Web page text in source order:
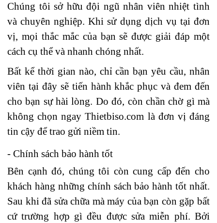
Chúng tôi sở hữu đội ngũ nhân viên nhiệt tình
và chuyên nghiệp. Khi sử dụng dịch vụ tại đơn
vị, mọi thắc mắc của bạn sẽ được giải đáp một
cách cụ thể và nhanh chóng nhất.
Bất kể thời gian nào, chỉ cần bạn yêu cầu, nhân
viên tại đây sẽ tiến hành khắc phục và đem đến
cho bạn sự hài lòng. Do đó, còn chần chờ gì mà
không chọn ngay Thietbiso.com là đơn vị đáng
tin cậy để trao gửi niềm tin.
- Chính sách bảo hành tốt
Bên cạnh đó, chúng tôi còn cung cấp đến cho
khách hàng những chính sách bảo hành tốt nhất.
Sau khi đã sửa chữa mà máy của bạn còn gặp bất
cứ trường hợp gì đều được sửa miễn phí. Bởi